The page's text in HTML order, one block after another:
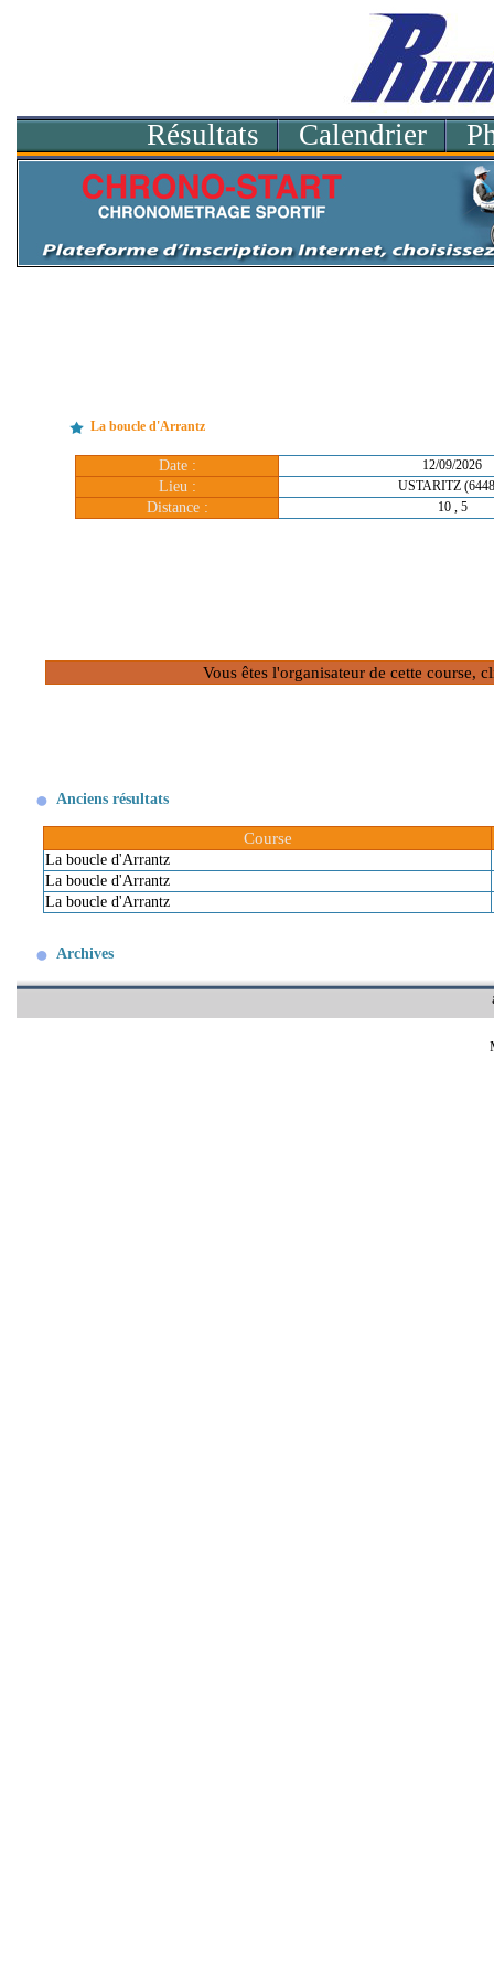
Résultats Calendrier
La boucle d'Arrantz
Date : 12/09/2026
Lieu : USTARITZ
Distance : 10 , 5
Vous êtes l'organisateur de cette course,
Anciens résultats
Course
La boucle d'Arrantz
La boucle d'Arrantz
La boucle d'Arrantz
Archives